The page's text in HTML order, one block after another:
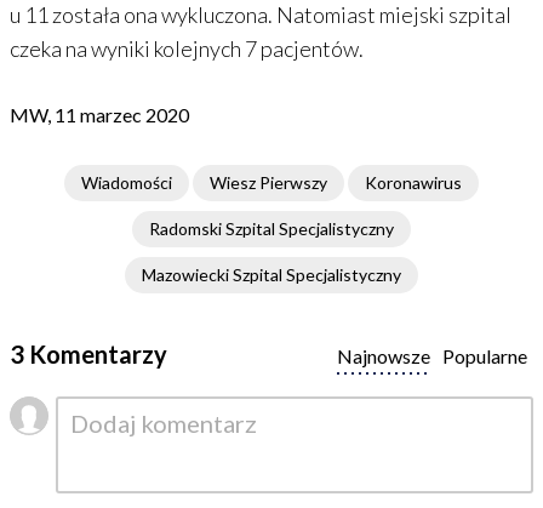
u 11 została ona wykluczona. Natomiast miejski szpital
czeka na wyniki kolejnych 7 pacjentów.
MW, 11 marzec 2020
Wiadomości Wiesz Pierwszy Koronawirus
Radomski Szpital Specjalistyczny
Mazowiecki Szpital Specjalistyczny
3 Komentarzy Popularne
Najnowsze